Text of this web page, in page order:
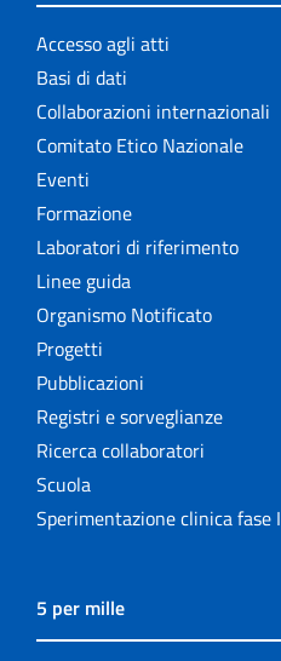
Accesso agli atti
Basi di dati
Collaborazioni internazionali
Comitato Etico Nazionale
Eventi
Formazione
Laboratori di riferimento
Linee guida
Organismo Notificato
Progetti
Pubblicazioni
Registri e sorveglianze
Ricerca collaboratori
Scuola
Sperimentazione clinica fase I
5 per mille